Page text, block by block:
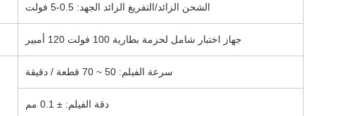
الشحن الزائد/التفريغ الزائد الجهد: 0.5-5 فولت
جهاز اختبار شامل لحزمة بطارية 100 فولت 120 أمبير
سرعة الفيلم: 50 ~ 70 قطعة / دقيقة
دقة الفيلم: ± 0.1 مم